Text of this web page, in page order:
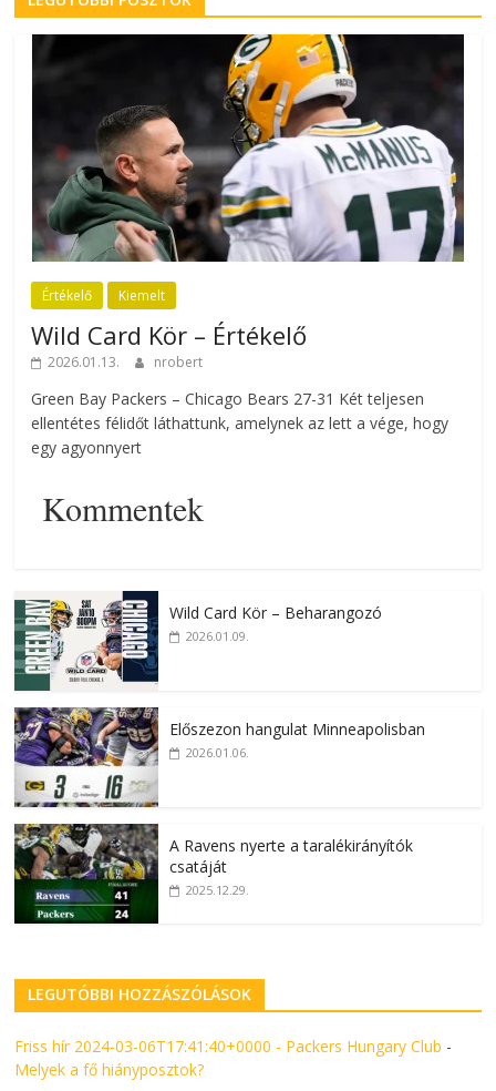
Értékelő Kiemelt
Wild Card Kör – Értékelő
2026.01.13. nrobert
Green Bay Packers – Chicago Bears 27-31 Két teljesen
ellentétes félidőt láthattunk, amelynek az lett a vége, hogy
egy agyonnyert
Kommentek
Wild Card Kör – Beharangozó
2026.01.09.
Előszezon hangulat Minneapolisban
2026.01.06.
A Ravens nyerte a taralékirányítók
csatáját
2025.12.29.
LEGUTÓBBI HOZZÁSZÓLÁSOK
Friss hír 2024-03-06T17:41:40+0000 - Packers Hungary Club -
Melyek a fő hiányposztok?